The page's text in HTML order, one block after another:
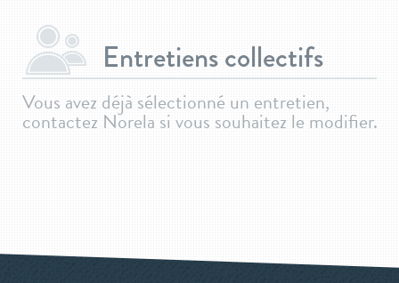
Entretiens collectifs
Vous avez déjà sélectionné un entretien,
contactez Norela si vous souhaitez le modifier.